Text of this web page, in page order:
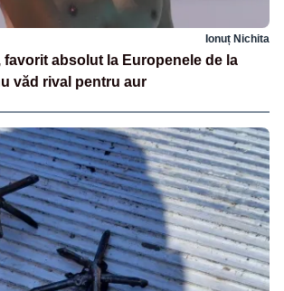
Ionuț Nichita
favorit absolut la Europenele de la
văd rival pentru aur